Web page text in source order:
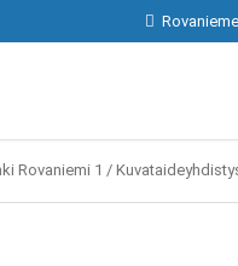
Rovaniemi 1 /